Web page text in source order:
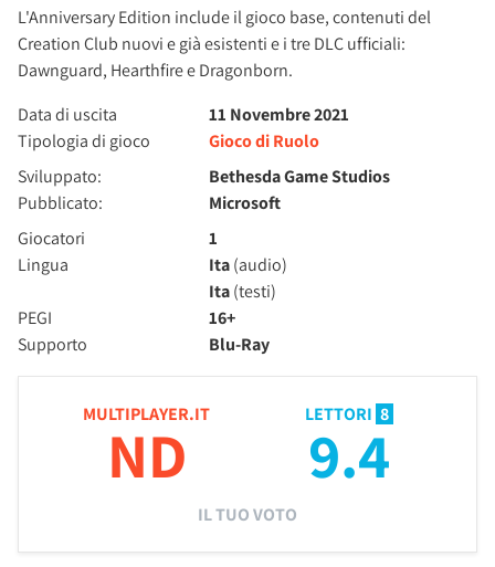
L'Anniversary Edition include il gioco base, contenuti del
Creation Club nuovi e già esistenti e i tre DLC ufficiali:
Dawnguard, Hearthfire e Dragonborn.
Data di uscita
11 Novembre 2021
Tipologia di gioco
Gioco di Ruolo
Sviluppato:
Bethesda Game Studios
Pubblicato:
Microsoft
Giocatori
1
Lingua
Ita(audio)
Ita(testi)
PEGI
16+
Supporto
Blu-Ray
MULTIPLAYER.IT
ND
LETTORI 8
9.4
IL TUO VOTO